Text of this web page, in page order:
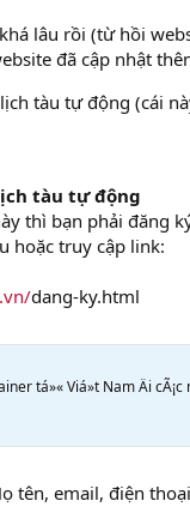
lâu rồi (từ hồi
đã cập nhật
tàu tự động (cái
tàu tự động
thì bạn phải đăng
hoặc truy cập link:
dang-ky.html
tá»« Viá»t Nam Äi
tên, email, điện